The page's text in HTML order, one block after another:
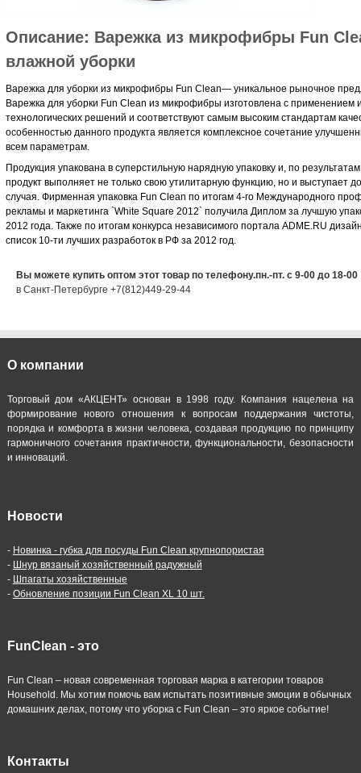
Описание: Варежка из микрофибры Fun
влажной уборки
Варежка для уборки из микрофибры Fun Clean— уникальное рыночное
Варежка для уборки Fun Clean из микрофибры изготовлена с применением
технологических решений и соответствуют самым высоким стандартам
особенностью данного продукта является комплексное сочетание
всем параметрам.
Продукция упакована в суперстильную нарядную упаковку и, по
продукт выполняет не только свою утилитарную функцию, но и выступает
случая. Фирменная упаковка Fun Clean по итогам 4-го Международного
рекламы и маркетинга `White Square 2012` получила Диплом за лучшую
2012 года. Также по итогам конкурса независимого портала ADME.RU
список 10-ти лучших разработок в РФ за 2012 год.
Вы можете купить оптом этот товар по телефону.пн.-пт. с 9-00 до 18-00
в Санкт-Петербурге +7(812)449-29-44
О компании
Торговый дом «АКЦЕНТ» основан в 1998 году. Компания нацелена на
формирование нового отношения к вопросам поддержания чистоты,
порядка и комфорта в жизни человека, создавая продукцию по принципу
гармоничного сочетания практичности, функциональности, безопасности
и инноваций.
Новости
- Новинка - губка для посуды Fun Clean крупнопористая
- Шнур вязаный хозяйственный радужный
- Шпагаты хозяйственные
- Обновление позиции Fun Clean XL 10 шт.
FunClean - это
Fun Clean – новая современная торговая марка в категории товаров
Household. Мы хотим помочь вам испытать позитивные эмоции в обычных
домашних делах, потому что уборка с Fun Clean – это яркое событие!
Контакты